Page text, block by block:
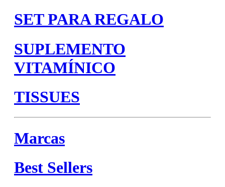
SET PARA REGALO
SUPLEMENTO
VITAMÍNICO
TISSUES
Marcas
Best Sellers